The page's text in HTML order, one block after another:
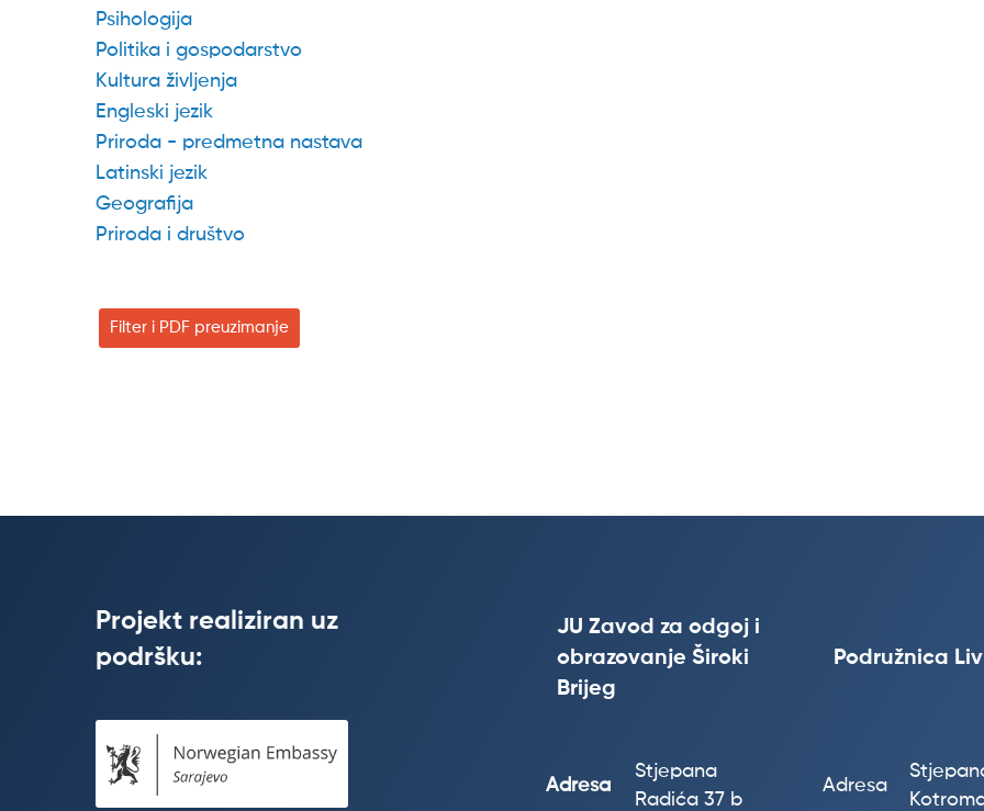
Psihologija
Politika i gospodarstvo
Kultura življenja
Engleski jezik
Priroda - predmetna nastava
Latinski jezik
Geografija
Priroda i društvo
Filter i PDF preuzimanje
Projekt realiziran uz
podršku:
JU Zavod za odgoj i
obrazovanje Široki
Brijeg
Podružnica
Adresa
Stjepana
Radića 37 b
Adresa